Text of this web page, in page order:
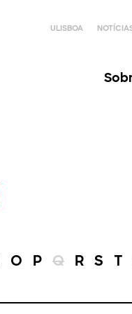
ULISBOA
O P Q R S T